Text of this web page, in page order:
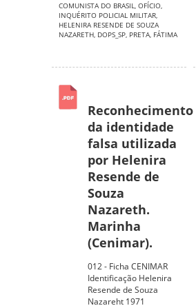
COMUNISTA DO BRASIL, OFÍCIO,
INQUÉRITO POLICIAL MILITAR,
HELENIRA RESENDE DE SOUZA
NAZARETH, DOPS_SP, PRETA, FÁTIMA
Reconhecimento
da identidade
falsa utilizada
por Helenira
Resende de
Souza
Nazareth.
Marinha
(Cenimar).
012 - Ficha CENIMAR
Identificação Helenira
Resende de Souza
Nazareht 1971